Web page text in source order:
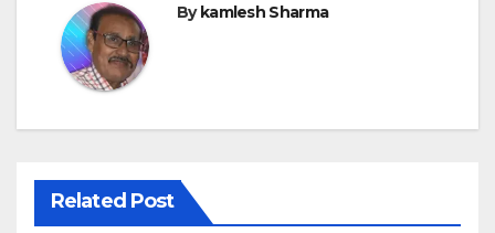
Bykamlesh Sharma
Related Post